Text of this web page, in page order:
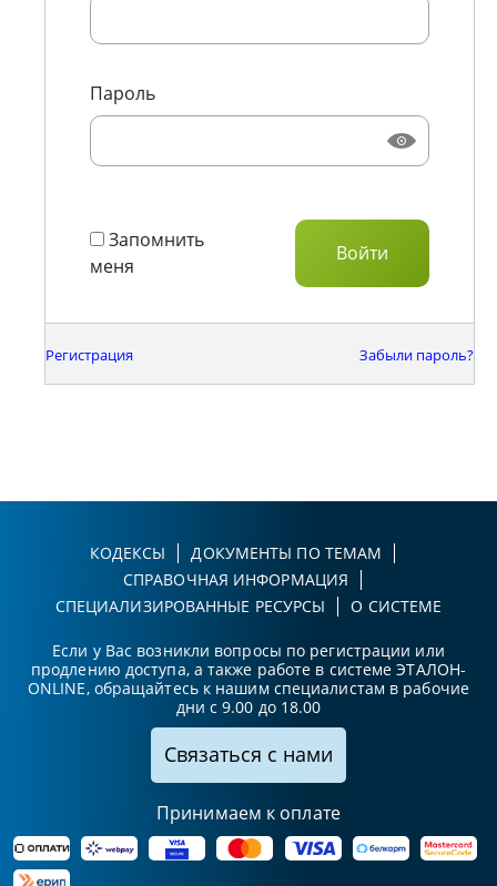
Пароль
Запомнить
меня
Регистрация Забыли пароль?
КОДЕКСЫ
ДОКУМЕНТЫ ПО ТЕМАМ
СПРАВОЧНАЯ ИНФОРМАЦИЯ
СПЕЦИАЛИЗИРОВАННЫЕ РЕСУРСЫ
О СИСТЕМЕ
Если у Вас возникли вопросы по регистрации или
продлению доступа, а также работе в системе ЭТАЛОН-
ONLINE, обращайтесь к нашим специалистам в рабочие
дни с 9.00 до 18.00
Связаться с нами
Принимаем к оплате